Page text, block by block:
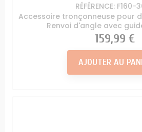
RÉFÉRENCE: F160-
Accessoire tronçonneuse pour
Renvoi d'angle avec
Prix
159,99 €
AJOUTER AU